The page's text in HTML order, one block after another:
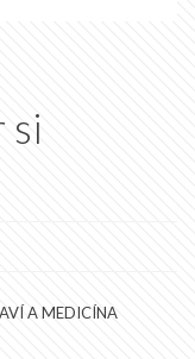
si
A MEDICÍNA